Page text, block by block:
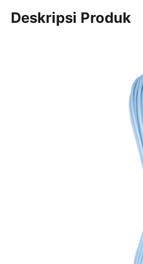
Deskripsi Produk